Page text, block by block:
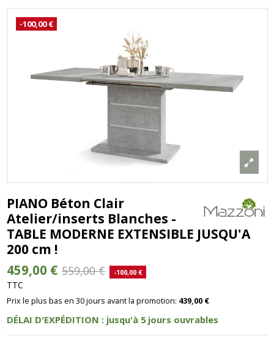
-100,00 €
PIANO Béton Clair
Atelier/inserts Blanches -
TABLE MODERNE EXTENSIBLE JUSQU'A
200 cm !
459,00 € 559,00 € -100,00 €
TTC
Prix le plus bas en 30 jours avant la promotion: 439,00 €
DÉLAI D'EXPÉDITION : jusqu'à 5 jours ouvrables